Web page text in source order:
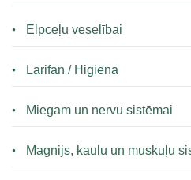
Elpceļu veselībai
Larifan / Higiēna
Miegam un nervu sistēmai
Magnijs, kaulu un muskuļu